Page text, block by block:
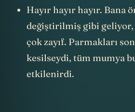
Hayır hayır hayır. Bana
değiştirilmiş gibi
çok zayıf. Parmakları
kesilseydi, tüm mumya
etkilenirdi.